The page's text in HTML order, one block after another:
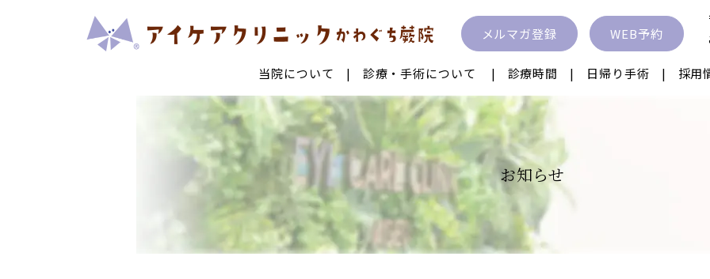
メルマガ登録 WEB予約
当院について 診療・手術について
診療・手術についてTOP
当院で行っている最新治療
白内障手術 多焦点眼内レンズ ICL IPCL
低侵襲網膜硝子体手術
黄斑変性治療 飛蚊症レーザー
結膜色素レーザー
眼ドック
診療時間 日帰り手術 採用
お知らせ